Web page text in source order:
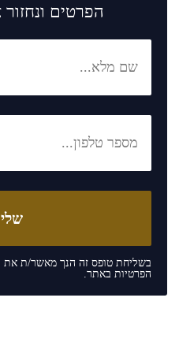
הפרטים
בשליחת טופס זה הנך מאשר/ת את
הפרטיות באתר.